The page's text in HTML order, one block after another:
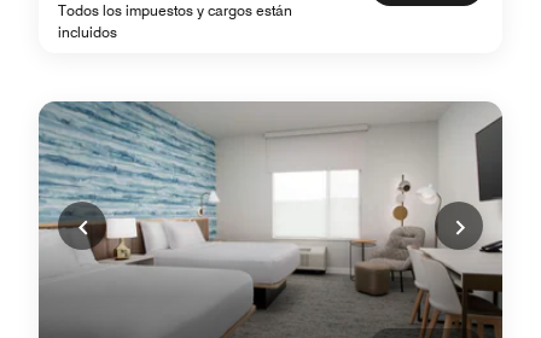
Todos los impuestos y cargos están
incluidos